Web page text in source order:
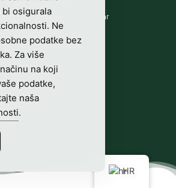
mediji:@aidem
rh.moc.slh
34 560
bi osigurala
Ne
podatke bez
Za više
na koji
podatke,
naša
.
HR